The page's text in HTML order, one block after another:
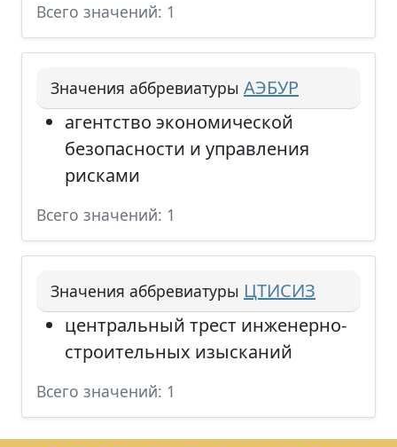
Всего значений: 1
Значения аббревиатуры АЭБУР
агентство экономической
безопасности и управления
рисками
Всего значений: 1
Значения аббревиатуры ЦТИСИЗ
центральный трест инженерно-
строительных изысканий
Всего значений: 1